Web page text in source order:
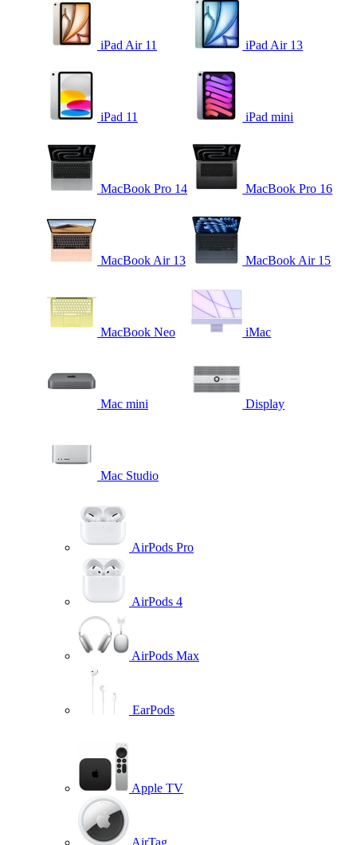
iPad Air 11 iPad Air 13
iPad 11 iPad mini
MacBook Pro 14 MacBook Pro 16
MacBook Air 13 MacBook Air 15
MacBook Neo iMac
Mac mini Display
Mac Studio
AirPods Pro
AirPods 4
AirPods Max
EarPods
Apple TV